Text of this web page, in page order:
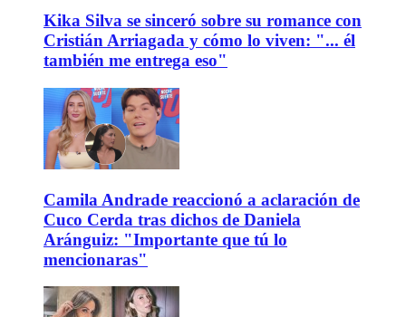
Kika Silva se sinceró sobre su romance con
Cristián Arriagada y cómo lo viven: "... él
también me entrega eso"
Camila Andrade reaccionó a aclaración de
Cuco Cerda tras dichos de Daniela
Aránguiz: "Importante que tú lo
mencionaras"